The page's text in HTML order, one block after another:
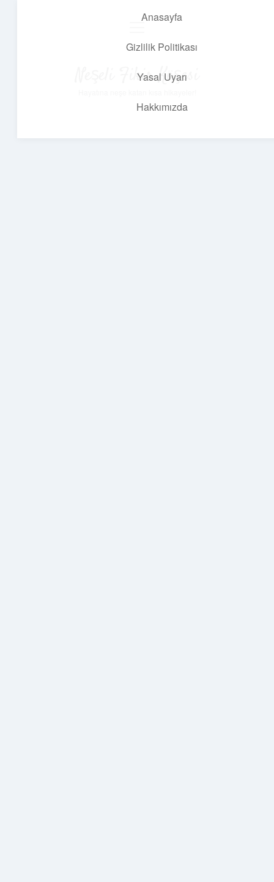
Anasayfa
Gizlilik Politikası
Yasal Uyarı
Hakkımızda
Neşeli Fikir Köşesi